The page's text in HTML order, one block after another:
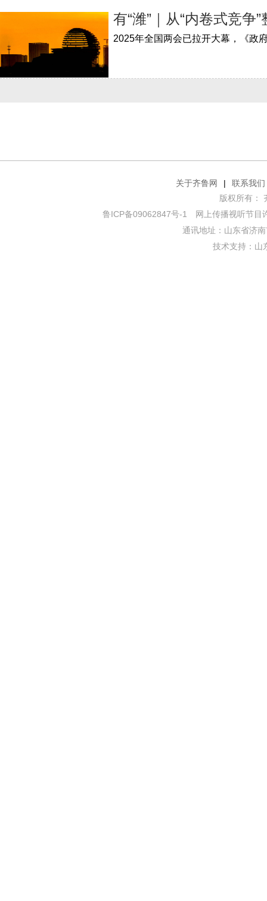
有“潍”｜从“内卷式竞争
关于齐鲁网 |
联系我们
版权所有：
鲁ICP备09062847号-1
网上传播视听节目
通讯地址：山东省济
技术支持： 山